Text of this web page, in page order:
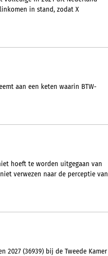
in stand, zodat X
aan een keten waarin BTW-
hoeft te worden uitgegaan van
verwezen naar de perceptie van
2027 (36939) bij de Tweede Kamer